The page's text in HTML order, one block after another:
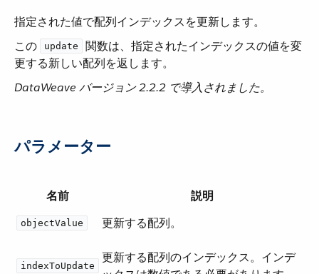
指定された値で配列インデックスを更新します。
この ​
update
​ 関数は、指定されたインデックスの値を変
更する新しい配列を返します。
DataWeave バージョン 2.2.2 で導入されました。
パラメーター
名前 説明
objectValue 更新する配列。
indexToUpdate
更新する配列のインデックス。インデ